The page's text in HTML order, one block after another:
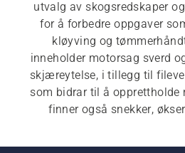
utvalg av skogsredskaper
for å forbedre oppgaver
kløyving og
inneholder motorsag sverd
skjæreytelse, i tillegg til
som bidrar til å opprettholde
finner også snekker,
som fellingsstenger, kiler,